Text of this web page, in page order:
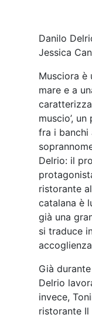
già una
si traduce
Già
Delrio
invece,
ristorante Il
algherese.
ristoratori.
tempo con
affascinato
materie
proseguito
sommelier,
spostato in
apprezzavo
Si cambia,
prendono